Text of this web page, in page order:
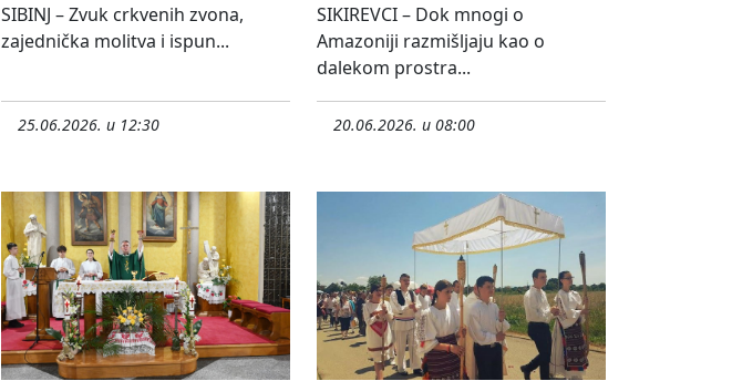
SIBINJ – Zvuk crkvenih zvona,
zajednička molitva i ispun...
25.06.2026. u 12:30
SIKIREVCI – Dok mnogi o
Amazoniji razmišljaju kao o
dalekom prostra...
20.06.2026. u 08:00